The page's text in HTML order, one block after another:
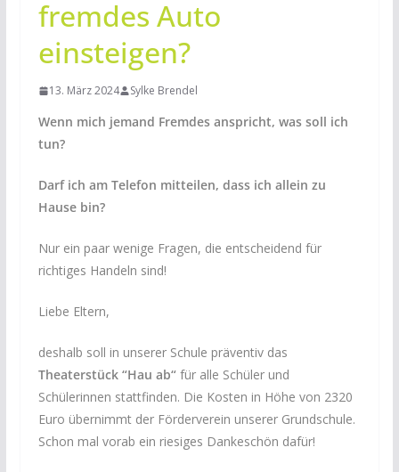
fremdes Auto
einsteigen?
13. März 2024 Sylke Brendel
Wenn mich jemand Fremdes anspricht, was soll ich
tun?
Darf ich am Telefon mitteilen, dass ich allein zu
Hause bin?
Nur ein paar wenige Fragen, die entscheidend für
richtiges Handeln sind!
Liebe Eltern,
deshalb soll in unserer Schule präventiv das
Theaterstück “Hau ab“für alle Schüler und
Schülerinnen stattfinden. Die Kosten in Höhe von 2320
Euro übernimmt der Förderverein unserer Grundschule.
Schon mal vorab ein riesiges Dankeschön dafür!